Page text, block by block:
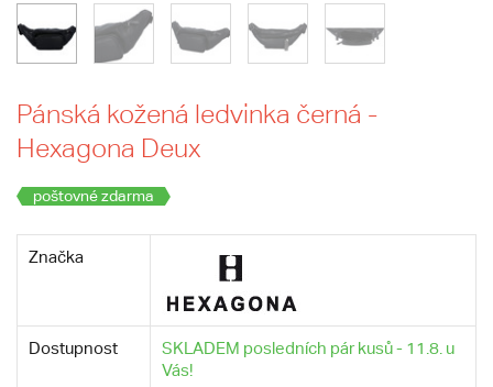
Pánská kožená ledvinka černá -
Hexagona Deux
poštovné zdarma
Značka
Dostupnost
SKLADEM posledních pár kusů - 11.8. u
Vás!